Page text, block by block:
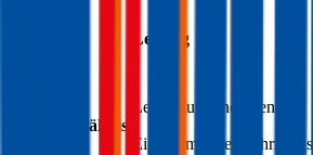
Leasing
Besitzverhältnis
Leasingunternehmen ist
Eigentümer des Fahrzeugs